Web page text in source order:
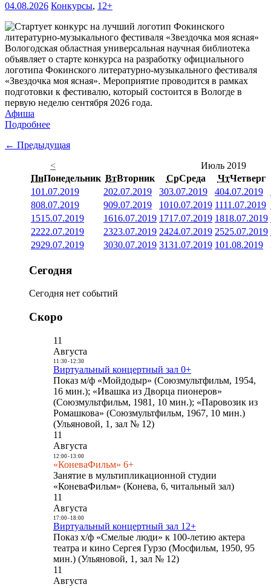
04.08.2026 Конкурсы, 12+
Вологодская областная универсальная научная библиотека
объявляет о старте конкурса на разработку официального
логотипа Фокинского литературно-музыкального фестиваля
«Звездочка моя ясная». Мероприятие проводится в рамках
подготовки к фестивалю, который состоится в Вологде в
первую неделю сентября 2026 года.
Афиша
Подробнее
← Предыдущая
<
Июль 2019
ПнПонедельник ВтВторник СрСреда ЧтЧетверг
101.07.2019 202.07.2019 303.07.2019 404.07.2019
808.07.2019 909.07.2019 1010.07.2019 1111.07.2019
1515.07.2019 1616.07.2019 1717.07.2019 1818.07.2019
2222.07.2019 2323.07.2019 2424.07.2019 2525.07.2019
2929.07.2019 3030.07.2019 3131.07.2019 101.08.2019
Сегодня
Сегодня нет событий
Скоро
11
Августа
11:30- 12:30
Виртуальный концертный зал 0+
Показ м/ф «Мойдодыр» (Союзмультфильм, 1954,
16 мин.); «Ивашка из Дворца пионеров»
(Союзмультфильм, 1981, 10 мин.); «Паровозик из
Ромашкова» (Союзмультфильм, 1967, 10 мин.)
(Ульяновой, 1, зал № 12)
11
Августа
12:00- 13:00
«КоневаФильм» 6+
Занятие в мультипликационной студии
«КоневаФильм» (Конева, 6, читальный зал)
11
Августа
17:00- 18:00
Виртуальный концертный зал 12+
Показ х/ф «Смелые люди» к 100-летию актера
театра и кино Сергея Гурзо (Мосфильм, 1950, 95
мин.) (Ульяновой, 1, зал № 12)
11
Августа